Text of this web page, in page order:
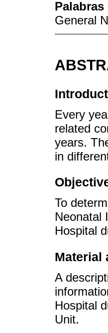
Palabras
General
Every
related
years.
in
To
Neonatal
Hospital
Material
A
Hospital
Unit.